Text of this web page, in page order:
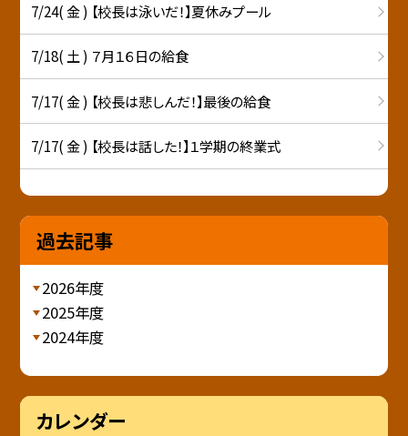
7/24( 金 ) 【校長は泳いだ！】夏休みプール
7/18( 土 ) ７月１６日の給食
7/17( 金 ) 【校長は悲しんだ！】最後の給食
7/17( 金 ) 【校長は話した！】１学期の終業式
過去記事
2026年度
2025年度
2024年度
カレンダー